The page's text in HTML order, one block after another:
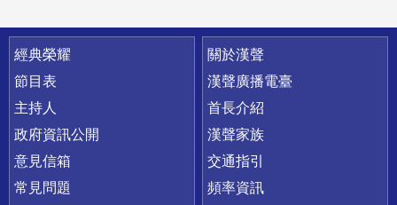
快速連結
經典榮耀
節目表
主持人
政府資訊公開
意見信箱
常見問題
關於漢聲
漢聲廣播電臺
首長介紹
漢聲家族
交通指引
頻率資訊